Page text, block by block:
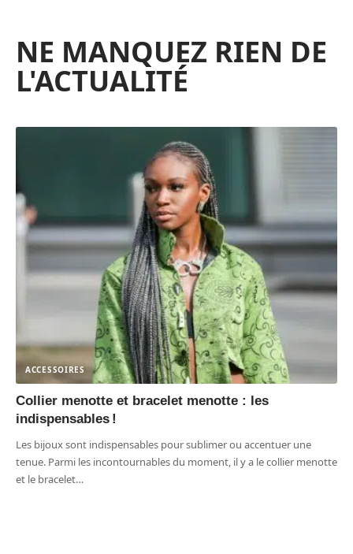
NE MANQUEZ RIEN DE
L'ACTUALITÉ
ACCESSOIRES
Collier menotte et bracelet menotte : les
indispensables !
Les bijoux sont indispensables pour sublimer ou accentuer une
tenue. Parmi les incontournables du moment, il y a le collier menotte
et le bracelet…